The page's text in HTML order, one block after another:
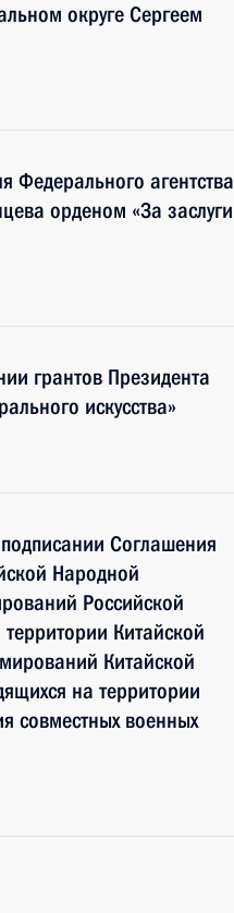
округе Сергеем
Федерального агентства
орденом «За заслуги
грантов Президента
искусства»
Соглашения
Народной
Российской
Китайской
Китайской
на территории
совместных военных